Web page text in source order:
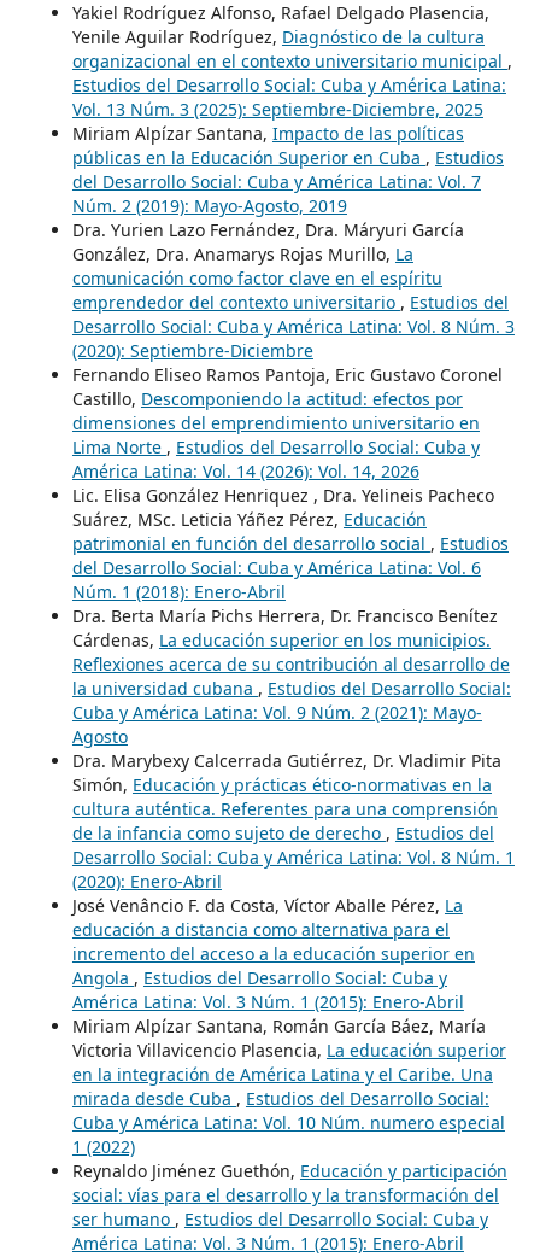
Yakiel Rodríguez Alfonso, Rafael Delgado Plasencia,
Yenile Aguilar Rodríguez, Diagnóstico de la cultura
organizacional en el contexto universitario municipal ,
Estudios del Desarrollo Social: Cuba y América Latina:
Vol. 13 Núm. 3 (2025): Septiembre-Diciembre, 2025
Miriam Alpízar Santana, Impacto de las políticas
públicas en la Educación Superior en Cuba , Estudios
del Desarrollo Social: Cuba y América Latina: Vol. 7
Núm. 2 (2019): Mayo-Agosto, 2019
Dra. Yurien Lazo Fernández, Dra. Máryuri García
González, Dra. Anamarys Rojas Murillo, La
comunicación como factor clave en el espíritu
emprendedor del contexto universitario , Estudios del
Desarrollo Social: Cuba y América Latina: Vol. 8 Núm. 3
(2020): Septiembre-Diciembre
Fernando Eliseo Ramos Pantoja, Eric Gustavo Coronel
Castillo, Descomponiendo la actitud: efectos por
dimensiones del emprendimiento universitario en
Lima Norte , Estudios del Desarrollo Social: Cuba y
América Latina: Vol. 14 (2026): Vol. 14, 2026
Lic. Elisa González Henriquez , Dra. Yelineis Pacheco
Suárez, MSc. Leticia Yáñez Pérez, Educación
patrimonial en función del desarrollo social , Estudios
del Desarrollo Social: Cuba y América Latina: Vol. 6
Núm. 1 (2018): Enero-Abril
Dra. Berta María Pichs Herrera, Dr. Francisco Benítez
Cárdenas, La educación superior en los municipios.
Reflexiones acerca de su contribución al desarrollo de
la universidad cubana , Estudios del Desarrollo Social:
Cuba y América Latina: Vol. 9 Núm. 2 (2021): Mayo-
Agosto
Dra. Marybexy Calcerrada Gutiérrez, Dr. Vladimir Pita
Simón, Educación y prácticas ético-normativas en la
cultura auténtica. Referentes para una comprensión
de la infancia como sujeto de derecho , Estudios del
Desarrollo Social: Cuba y América Latina: Vol. 8 Núm. 1
(2020): Enero-Abril
José Venâncio F. da Costa, Víctor Aballe Pérez, La
educación a distancia como alternativa para el
incremento del acceso a la educación superior en
Angola , Estudios del Desarrollo Social: Cuba y
América Latina: Vol. 3 Núm. 1 (2015): Enero-Abril
Miriam Alpízar Santana, Román García Báez, María
Victoria Villavicencio Plasencia, La educación superior
en la integración de América Latina y el Caribe. Una
mirada desde Cuba , Estudios del Desarrollo Social:
Cuba y América Latina: Vol. 10 Núm. numero especial
1 (2022)
Reynaldo Jiménez Guethón, Educación y participación
social: vías para el desarrollo y la transformación del
ser humano , Estudios del Desarrollo Social: Cuba y
América Latina: Vol. 3 Núm. 1 (2015): Enero-Abril